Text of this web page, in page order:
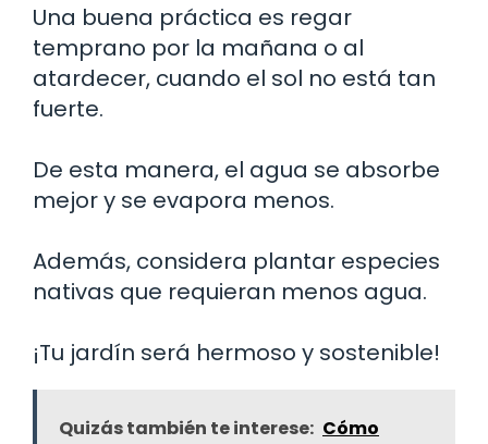
Una buena práctica es regar
temprano por la mañana o al
atardecer, cuando el sol no está tan
fuerte.
De esta manera, el agua se absorbe
mejor y se evapora menos.
Además, considera plantar especies
nativas que requieran menos agua.
¡Tu jardín será hermoso y sostenible!
Quizás también te interese: Cómo